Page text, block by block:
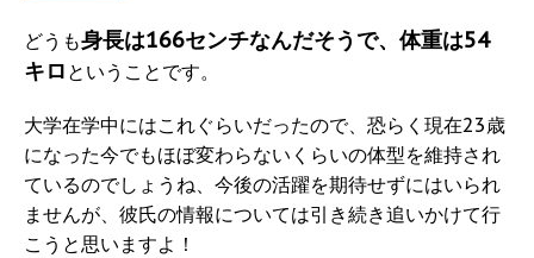
どうも身長は166センチなんだそうで、体重は54
キロ ということです。
大学在学中にはこれぐらいだったので、恐らく現在23歳
になった今でもほぼ変わらないくらいの体型を維持され
ているのでしょうね、今後の活躍を期待せずにはいられ
ませんが、彼氏の情報については引き続き追いかけて行
こうと思いますよ！